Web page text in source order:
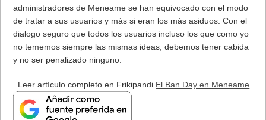
administradores de Meneame se han equivocado con el modo
de tratar a sus usuarios y más si eran los más asiduos. Con el
dialogo seguro que todos los usuarios incluso los que como yo
no tememos siempre las mismas ideas, debemos tener cabida
y no ser penalizado ninguno.
. Leer artículo completo en Frikipandi El Ban Day en Meneame